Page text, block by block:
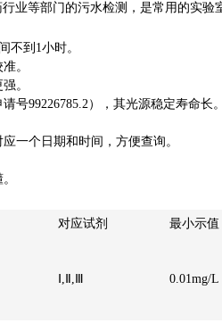
业等部门的污水检测，是常用的实验
不到1小时。
。
。
号99226785.2），其光源稳定寿命
一个日期和时间，方便查询。
对应试剂 最小示值
Ⅰ,Ⅱ,Ⅲ
0.01mg/L